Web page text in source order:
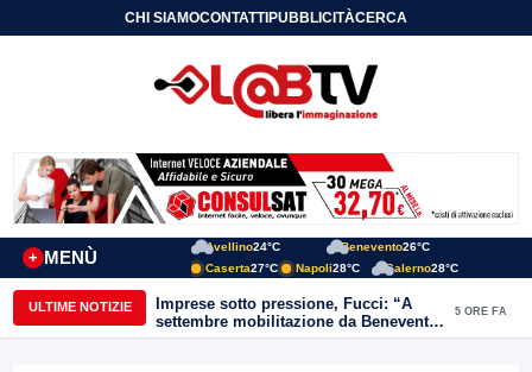
CHI SIAMOCONTATTIPUBBLICITÀCERCA
MENÙ
+
Avellino24°C Benevento26°C
Caserta27°C Napoli28°C Salerno28°C
ULTIME NOTIZIE
Imprese sotto pressione, Fucci: “A
settembre mobilitazione da Benevento
e Avellino”
5 ORE FA